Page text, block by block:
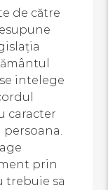
de către
intelege
caracter
prin
trebuie sa